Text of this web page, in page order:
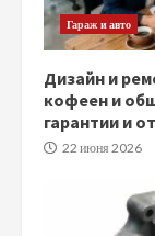
Гараж и авто
Дизайн и
кофеен и
гарантии и
22 июня 2026